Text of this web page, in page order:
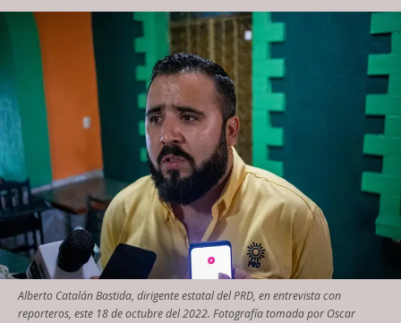
Alberto Catalán Bastida, dirigente estatal del PRD, en entrevista con
reporteros, este 18 de octubre del 2022. Fotografía tomada por Oscar